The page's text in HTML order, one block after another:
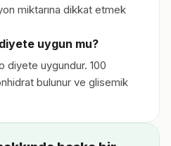
miktarına dikkat etmek
uygun mu?
diyete uygundur. 100
bulunur ve glisemik